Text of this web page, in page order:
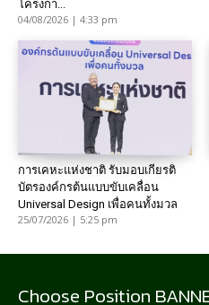
โครงกา...
04/08/2026 | 4:33 pm
การเคหะแห่งชาติ รับมอบเกียรติ
บัตรองค์กรต้นแบบขับเคลื่อน
Universal Design เพื่อคนทั้งมวล
25/07/2026 | 5:25 pm
Choose Position